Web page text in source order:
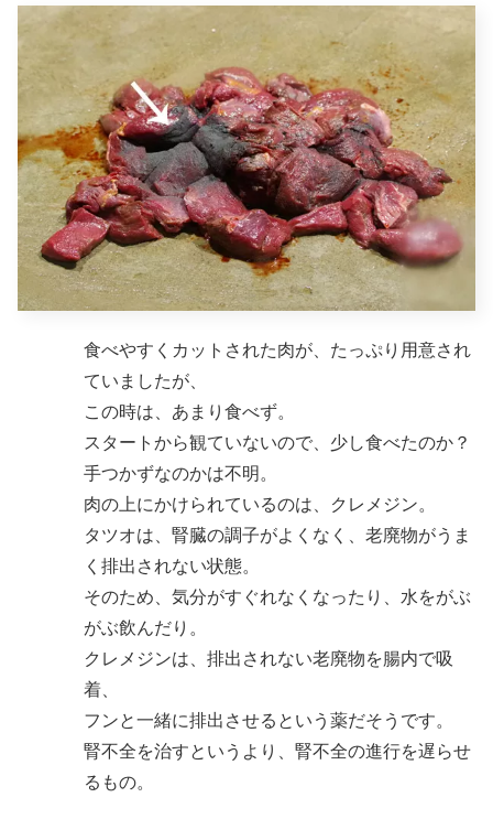
食べやすくカットされた肉が、たっぷり用意され
ていましたが、
この時は、あまり食べず。
スタートから観ていないので、少し食べたのか？
手つかずなのかは不明。
肉の上にかけられているのは、クレメジン。
タツオは、腎臓の調子がよくなく、老廃物がうま
く排出されない状態。
そのため、気分がすぐれなくなったり、水をがぶ
がぶ飲んだり。
クレメジンは、排出されない老廃物を腸内で吸
着、
フンと一緒に排出させるという薬だそうです。
腎不全を治すというより、腎不全の進行を遅らせ
るもの。